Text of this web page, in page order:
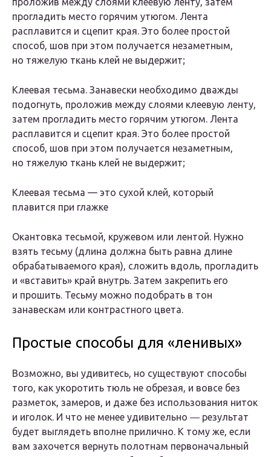
прогладить место горячим утюгом. Лента
расплавится и сцепит края. Это более простой
способ, шов при этом получается незаметным,
но тяжелую ткань клей не выдержит;
Клеевая тесьма. Занавески необходимо дважды
подогнуть, проложив между слоями клеевую ленту,
затем прогладить место горячим утюгом. Лента
расплавится и сцепит края. Это более простой
способ, шов при этом получается незаметным,
но тяжелую ткань клей не выдержит;
Клеевая тесьма — это сухой клей, который
плавится при глажке
Окантовка тесьмой, кружевом или лентой. Нужно
взять тесьму (длина должна быть равна длине
обрабатываемого края), сложить вдоль, прогладить
и «вставить» край внутрь. Затем закрепить его
и прошить. Тесьму можно подобрать в тон
занавескам или контрастного цвета.
Простые способы для «ленивых»
Возможно, вы удивитесь, но существуют способы
того, как укоротить тюль не обрезая, и вовсе без
разметок, замеров, и даже без использования ниток
и иголок. И что не менее удивительно ― результат
будет выглядеть вполне прилично. К тому же, если
вам захочется вернуть полотнам первоначальный